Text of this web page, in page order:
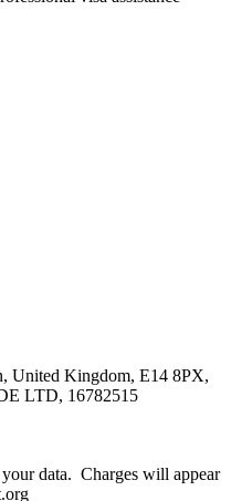
United Kingdom, E14 8PX,
LTD, 16782515
data. Charges will appear